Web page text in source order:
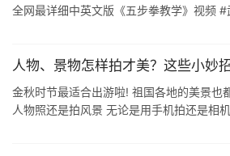
全网最详细中英文版《五步拳教学》视频
人物、景物怎样拍才美？这些小妙招
金秋时节最适合出游啦! 祖国各地的美景也
人物照还是拍风景 无论是用手机拍还是相